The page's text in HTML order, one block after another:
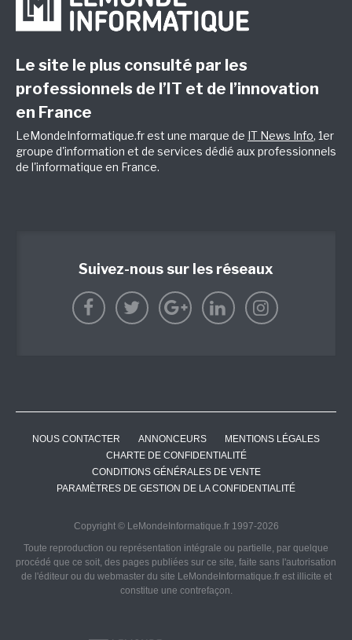
Le site le plus consulté par les
professionnels de l’IT et de l’innovation
en France
LeMondeInformatique.fr est une marque de IT News Info, 1er
groupe d'information et de services dédié aux professionnels
de l'informatique en France.
Suivez-nous sur les réseaux
NOUS CONTACTER ANNONCEURS
MENTIONS LÉGALES
CHARTE DE CONFIDENTIALITÉ
CONDITIONS GÉNÉRALES DE VENTE
PARAMÈTRES DE GESTION DE LA CONFIDENTIALITÉ
Copyright © LeMondeInformatique.fr 1997-2026
Toute reproduction ou représentation intégrale ou partielle, par quelque
procédé que ce soit, des pages publiées sur ce site, faite sans l'autorisation
de l'éditeur ou du webmaster du site LeMondeInformatique.fr est illicite et
constitue une contrefaçon.